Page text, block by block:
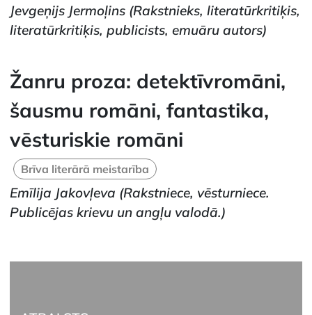
Jevgeņijs Jermoļins (Rakstnieks, literatūrkritiķis,
literatūrkritiķis, publicists, emuāru autors)
Žanru proza: detektīvromāni,
šausmu romāni, fantastika,
vēsturiskie romāni
Brīva literārā meistarība
Emīlija Jakovļeva (Rakstniece, vēsturniece.
Publicējas krievu un angļu valodā.)